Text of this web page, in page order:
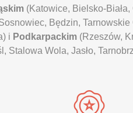
(Katowice, Bielsko-
Będzin, Tarnowskie
i Podkarpackim (Rzeszów,
Stalowa Wola, Jasło,